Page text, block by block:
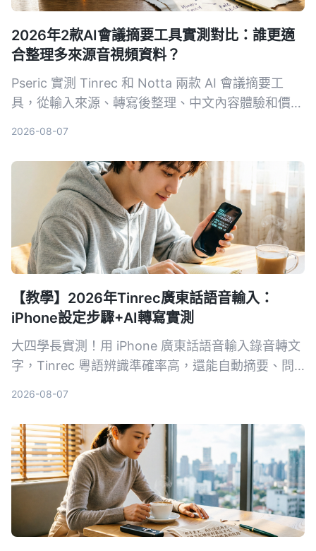
2026年2款AI會議摘要工具實測對比：誰更適
合整理多來源音視頻資料？
Pseric 實測 Tinrec 和 Notta 兩款 AI 會議摘要工
具，從輸入來源、轉寫後整理、中文內容體驗和價格
2026-08-07
【教學】2026年Tinrec廣東話語音輸入：
iPhone設定步驟+AI轉寫實測
大四學長實測！用 iPhone 廣東話語音輸入錄音轉文
字，Tinrec 粵語辨識準確率高，還能自動摘要、問
2026-08-07